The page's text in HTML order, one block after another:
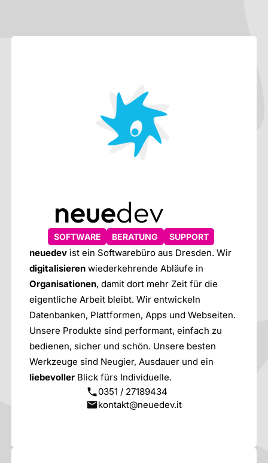
Zum Hauptinhalt springen
neuedev
SOFTWARE BERATUNG SUPPORT
neuedevist ein Softwarebüro aus Dresden. Wir
digitalisierenwiederkehrende Abläufe in
Organisationen, damit dort mehr Zeit für die
eigentliche Arbeit bleibt. Wir entwickeln
Datenbanken, Plattformen, Apps und Webseiten.
Unsere Produkte sind performant, einfach zu
bedienen, sicher und schön. Unsere besten
Werkzeuge sind Neugier, Ausdauer und ein
liebevollerBlick fürs Individuelle.
0351 / 27189434
kontakt@neuedev.it